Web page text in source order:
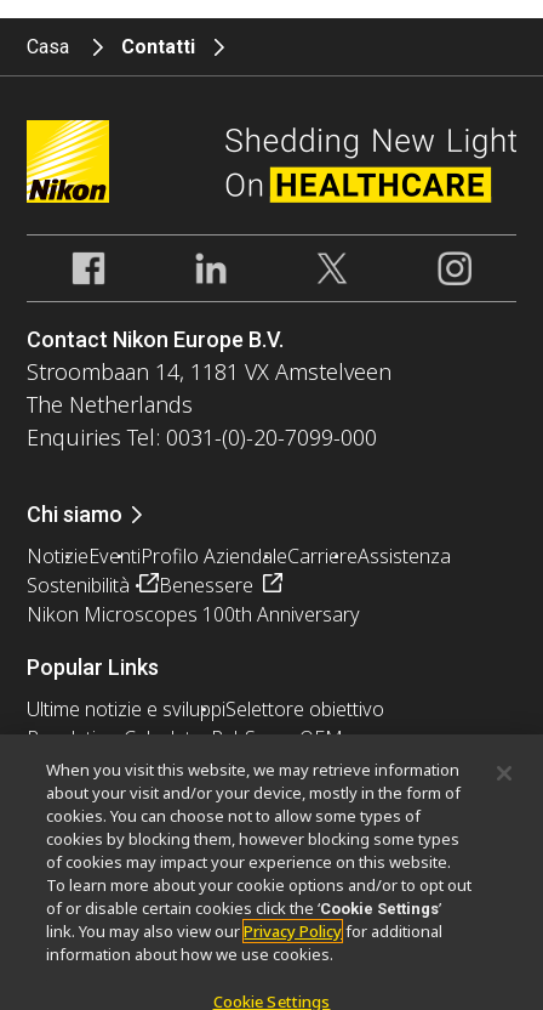
Casa Contatti
Contact Nikon Europe B.V.
Stroombaan 14, 1181 VX Amstelveen
The Netherlands
Enquiries Tel: 0031-(0)-20-7099-000
Chi siamo
NotizieEventiProfilo AziendaleCarriereAssistenza
Sostenibilità
Benessere
Nikon Microscopes 100th Anniversary
Popular Links
Ultime notizie e sviluppiSelettore obiettivo
Resolution Calculator PubScope OEM
Nikon Small World
MicroscopyU
Altri prodotti Nikon
Prodotti di imaging
Microscopia industriale e metrologia
Sistemi di litografia a semiconduttore
Sistemi di litografia a FPD
When you visit this website, we may retrieve information
about your visit and/or your device, mostly in the form of
cookies. You can choose not to allow some types of
cookies by blocking them, however blocking some types
of cookies may impact your experience on this website.
To learn more about your cookie options and/or to opt out
of or disable certain cookies click the ‘Cookie Settings’
link. You may also view ourPrivacy Policyfor additional
information about how we use cookies.
Cookie Settings